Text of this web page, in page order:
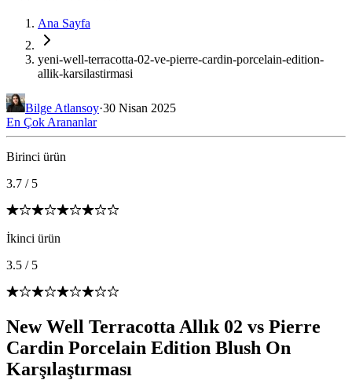
Ana Sayfa
yeni-well-terracotta-02-ve-pierre-cardin-porcelain-edition-
allik-karsilastirmasi
Bilge Atlansoy·30 Nisan 2025
En Çok Arananlar
Birinci ürün
3.7 / 5
İkinci ürün
3.5 / 5
New Well Terracotta Allık 02 vs Pierre
Cardin Porcelain Edition Blush On
Karşılaştırması